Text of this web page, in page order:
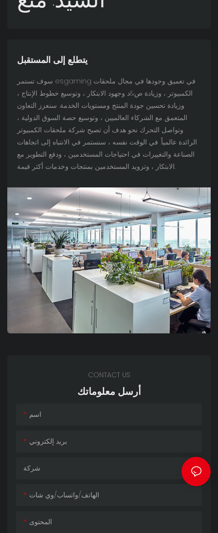
يتطلع إلى المستقبل
سوف تستمر esgaming في تعميق وجودها في مجال ملحقات
الكمبيوتر ، وزيادة ص&د وجهود الابتكار ، وتوسيع خطوط الإنتاج ،
وزيادة تحسين جودة المنتج ومستويات الخدمة. سنعزز التعاون
المتعمق مع الشركاء العالميين ، وتوسيع حصة السوق الدولية ،
وتواصل التحرك نحو هدف أن تصبح شركة ملحقات الكمبيوتر
الرائدة عالمياً. في الوقت نفسه ، سنستمر في الانتباه إلى اتجاهات
الصناعة والتغييرات في احتياجات المستخدمين ، ودفع التطوير مع
الابتكار ، وتزويد المستخدمين بمنتجات وخدمات أكثر قيمة.
CONTACT US
أرسل معلوماتك
اسم
بريد إلكتروني
شركة
الهاتف/واتساب/وي شات
المحتوى